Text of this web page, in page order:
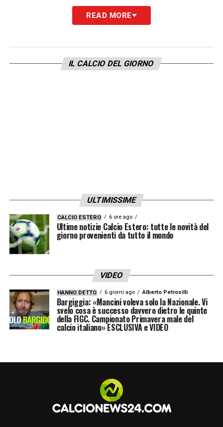
stata inopportuna. La squadra oggi ce la
stava mettendo tutta. Contro il
sbagliato. Abbiamo bisogno fino in fondo
del nostro pubblico. Bisogna tifare
LA CONFERENZA STAMPA COMPLETA DI
PISACANE POST CAGLIARI CREMONESE
LA PLAYLIST DELLE NOSTRE TOP NEWS
READ MORE
IL CALCIO DEL GIORNO
ULTIMISSIME
CALCIO ESTERO 6 ore ago
Ultime notizie Calcio Estero: tutte le novità del
giorno provenienti da tutto il mondo
VIDEO
HANNO DETTO 6 giorni ago Alberto Petrosilli
Bargiggia: «Mancini voleva solo la Nazionale. Vi
svelo cosa è successo davvero dietro le quinte
della FIGC. Campionato Primavera male del
calcio italiano» ESCLUSIVA e VIDEO